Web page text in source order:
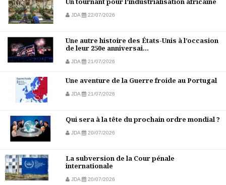
JDA 22/07/2026
Une autre histoire des États-Unis à l’occasion
de leur 250e anniversai...
JDA 21/07/2026
Une aventure de la Guerre froide au Portugal
JDA 21/07/2026
Qui sera à la tête du prochain ordre mondial ?
JDA 20/07/2026
La subversion de la Cour pénale
internationale
JDA 20/07/2026